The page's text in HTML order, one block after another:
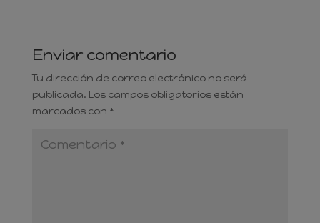
Enviar comentario
Tu dirección de correo electrónico no será
publicada. Los campos obligatorios están
marcados con *